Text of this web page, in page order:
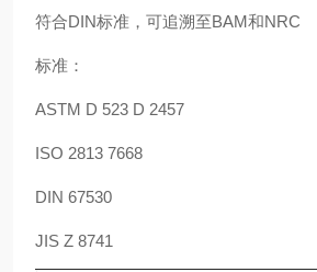
符合DIN标准，可追溯至BAM和NRC
标准：
ASTM D 523 D 2457
ISO 2813 7668
DIN 67530
JIS Z 8741